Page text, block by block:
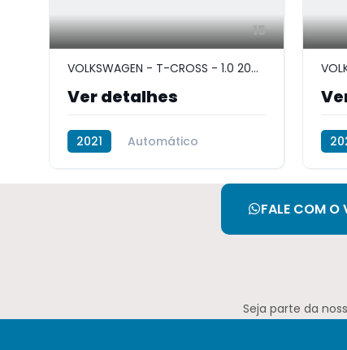
15
VOLKSWAGEN - T-CROSS - 1.0 200 TSI TOTAL FLEX COMFORTLINE AUTOMÁTICO
Ver detalhes
2021
Automático
FALE COM O
Seja parte da